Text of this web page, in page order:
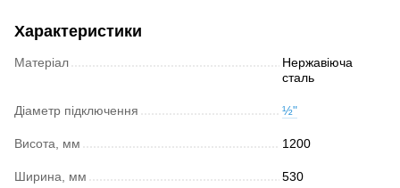
Характеристики
Матеріал
Нержавіюча
сталь
Діаметр підключення ½"
Висота, мм 1200
Ширина, мм 530